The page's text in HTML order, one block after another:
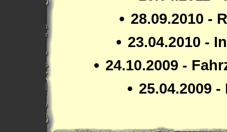
28.09.2010 -
23.04.2010 -
24.10.2009 -
25.04.2009